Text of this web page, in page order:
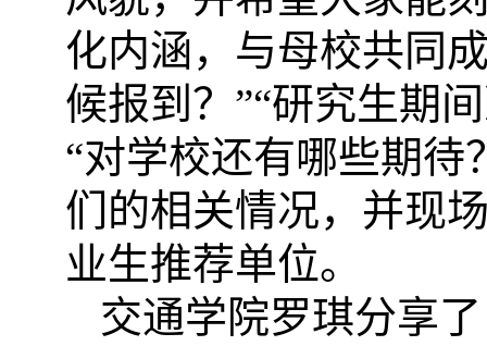
化内涵，与母校共同
候报到？ ”“研究生期
“对学校还有哪些期待
们的相关情况，并现
业生推荐单位。
交通学院罗琪分享